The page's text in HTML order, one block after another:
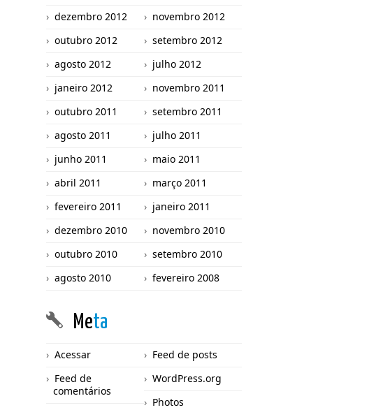
dezembro 2012
novembro 2012
outubro 2012
setembro 2012
agosto 2012
julho 2012
janeiro 2012
novembro 2011
outubro 2011
setembro 2011
agosto 2011
julho 2011
junho 2011
maio 2011
abril 2011
março 2011
fevereiro 2011
janeiro 2011
dezembro 2010
novembro 2010
outubro 2010
setembro 2010
agosto 2010
fevereiro 2008
Meta
Acessar
Feed de posts
Feed de
comentários
WordPress.org
Photos